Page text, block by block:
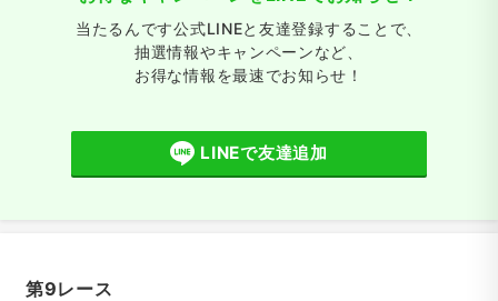
当たるんです公式LINEと友達登録することで、
抽選情報やキャンペーンなど、
お得な情報を最速でお知らせ！
LINEで友達追加
第9レース